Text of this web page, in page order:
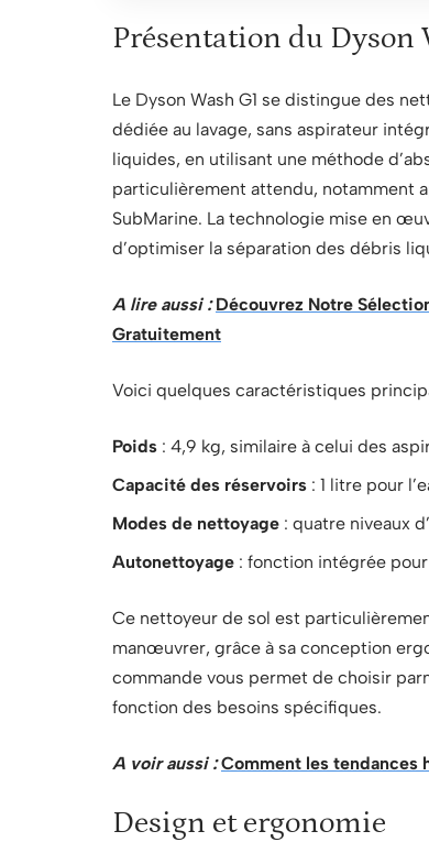
Présentation du Dyson
Le Dyson Wash G1 se distingue des
dédiée au lavage, sans aspirateur
liquides, en utilisant une méthode
particulièrement attendu, notamment
SubMarine. La technologie mise en
d’optimiser la séparation des débris
A lire aussi : Découvrez Notre
Gratuitement
Voici quelques caractéristiques
Poids : 4,9 kg, similaire à celui des
Capacité des réservoirs : 1 litre pour
Modes de nettoyage : quatre niveaux
Autonettoyage : fonction intégrée
Ce nettoyeur de sol est
manœuvrer, grâce à sa conception
commande vous permet de choisir
fonction des besoins spécifiques.
A voir aussi : Comment les
Design et ergonomie